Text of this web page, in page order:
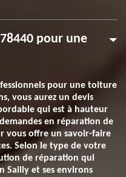
pour une
pour une toiture
vous aurez un devis
qui est à hauteur
en réparation de
vous offre un savoir-faire
Selon le type de votre
de réparation qui
Sailly et ses environs